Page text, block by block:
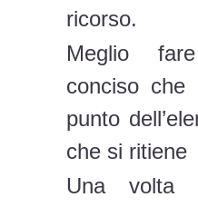
ricorso.
Meglio
conciso che
punto
che si ritiene
Una volta